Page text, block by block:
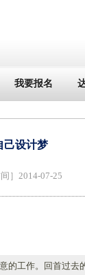
我要报名
己设计梦
］2014-07-25
的工作。回首过去